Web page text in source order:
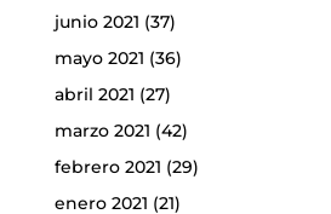
junio 2021 (37)
mayo 2021 (36)
abril 2021 (27)
marzo 2021 (42)
febrero 2021 (29)
enero 2021 (21)